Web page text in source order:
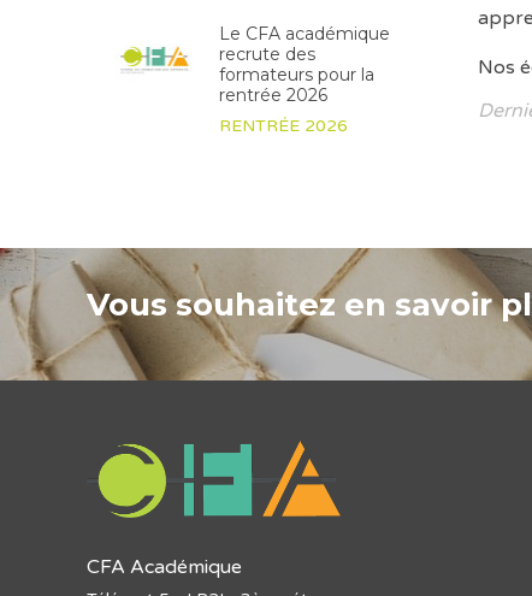
Le CFA académique
recrute des
formateurs pour la
rentrée 2026
RENTRÉE 2026
Nos
Vous souhaitez en savoir
CFA Académique